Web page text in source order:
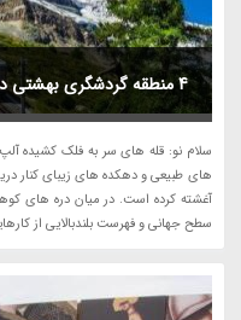
4 منطقه گردشگری بهشتی در سوئیس
سلام نو: قله های سر به فلک کشیده
های طبیعی و دهکده های زیبای کنار
آغشته کرده است. در میان دره های
سطح جهانی و فهرست بلندبالایی از